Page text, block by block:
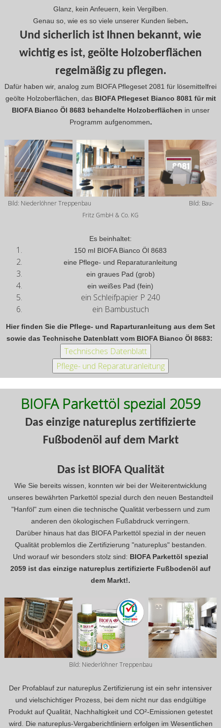
Glanz, kein Anfeuern, kein Vergilben.
Genau so, wie es so viele unserer Kunden lieben.
Und sicherlich ist Ihnen bekannt, wie
wichtig es ist, geölte Holzoberflächen
regelmäßig zu pflegen.
Dafür haben wir, analog zum BIOFA Pflegeset 2081 für lösemittelfrei
geölte Holzoberflächen, das BIOFA Pflegeset Bianco 8081 für mit
BIOFA Bianco Öl 8683 behandelte Holzoberflächen in unser
Programm aufgenommen.
Bild: Niederlöhner Treppenbau Bild: Bau-
Fritz GmbH & Co. KG
Es beinhaltet:
150 ml BIOFA Bianco Öl 8683
eine Pflege- und Reparaturanleitung
ein graues Pad (grob)
ein weißes Pad (fein)
ein Schleifpapier P 240
ein Bambustuch
Hier finden Sie die Pflege- und Raparturanleitung aus dem Set
sowie das Technische Datenblatt vom BIOFA Bianco Öl 8683:
BIOFA Parkettöl spezial 2059
Das einzige natureplus zertifizierte
Fußbodenöl auf dem Markt
Das ist BIOFA Qualität
Wie Sie bereits wissen, konnten wir bei der Weiterentwicklung
unseres bewährten Parkettöl spezial durch den neuen Bestandteil
"Hanföl" zum einen die technische Qualität verbessern und zum
anderen den ökologischen Fußabdruck verringern.
Darüber hinaus hat das BIOFA Parkettöl spezial in der neuen
Qualität problemlos die Zertifizierung "natureplus" bestanden.
Und worauf wir besonders stolz sind: BIOFA Parkettöl spezial
2059 ist das einzige natureplus zertifizierte Fußbodenöl auf
dem Markt!.
Bild: Niederlöhner Treppenbau
Der Profablauf zur natureplus Zertifizierung ist ein sehr intensiver
und vielschichtiger Prozess, bei dem nicht nur das endgültige
Produkt auf Qualität, Nachhaltigkeit und CO²-Emissionen getestet
wird. Die natureplus-Vergaberichtliniern erfolgen im Wesentlichen